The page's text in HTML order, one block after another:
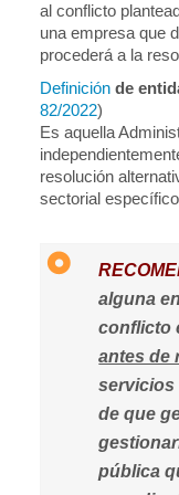
al conflicto
una empresa que
procederá a la
Definición de
82/2022)
Es aquella
resolución
sectorial
alguna
conflicto
antes de
servicios
de que
pública